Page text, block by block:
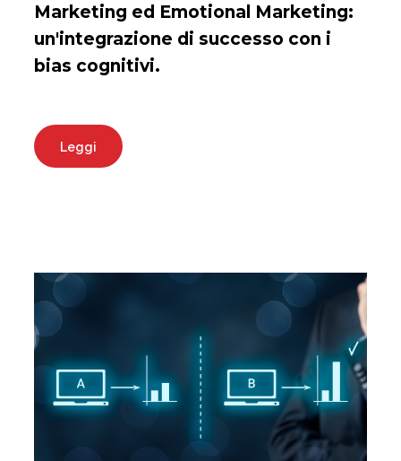
Marketing ed Emotional Marketing:
un'integrazione di successo con i
bias cognitivi.
Leggi